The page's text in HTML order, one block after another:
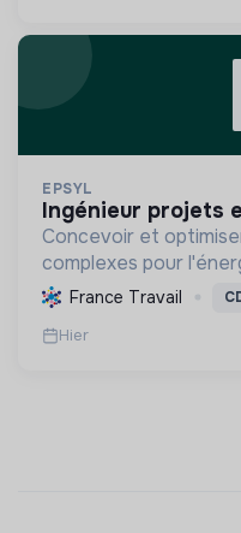
EPSYL
ingénieur projets
Concevoir et
complexes pour
mobilité durable, en
une démarche RSE.
France Travail
Hier